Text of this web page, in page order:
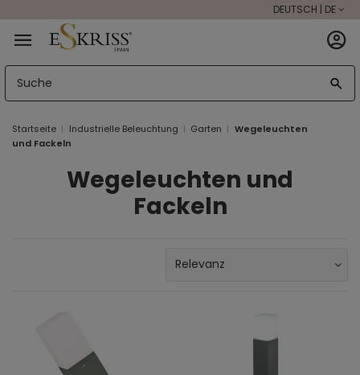
DEUTSCH | DE
Startseite Industrielle Beleuchtung Garten
Wegeleuchten
und Fackeln
Wegeleuchten und
Fackeln